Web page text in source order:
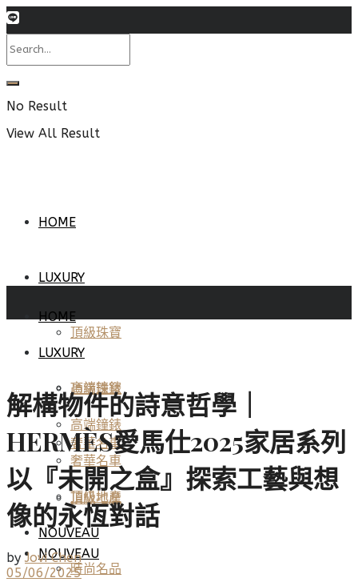
No Result
View All Result
HOME
LUXURY
頂級珠寶
高端鐘錶
奢華名車
頂級地產
NOUVEAU
HOME
LUXURY
頂級珠寶
高端鐘錶
奢華名車
頂級地產
NOUVEAU
時尚名品
解構物件的詩意哲學｜
HERMÈS愛馬仕2025家居系列
以『未開之盒』探索工藝與想
像的永恆對話
by Jovi Chen
05/06/2025